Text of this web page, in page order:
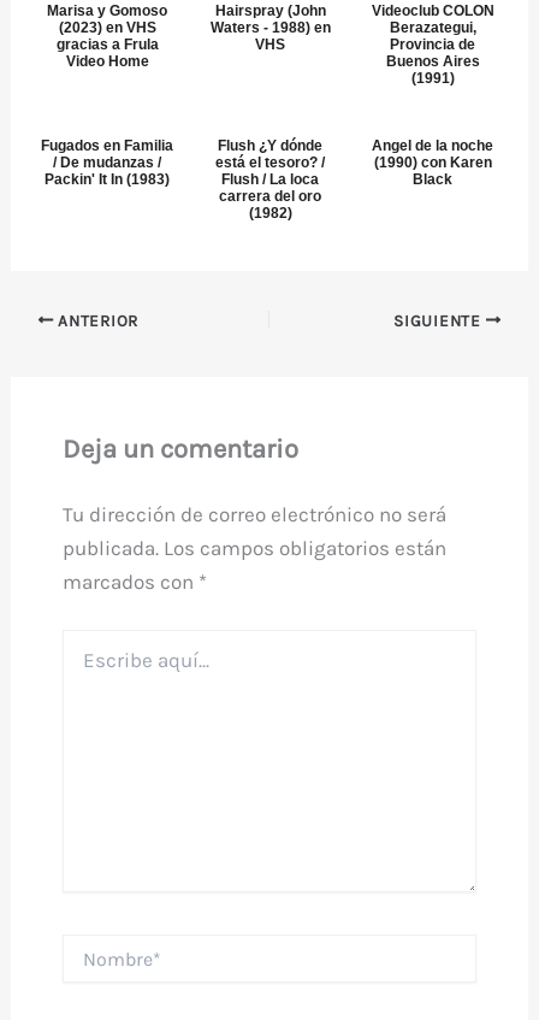
Marisa y Gomoso
(2023) en VHS
gracias a Frula
Video Home
Hairspray (John
Waters - 1988) en
VHS
Videoclub COLON
Berazategui,
Provincia de
Buenos Aires
(1991)
Fugados en Familia
/ De mudanzas /
Packin' It In (1983)
Flush ¿Y dónde
está el tesoro? /
Flush / La loca
carrera del oro
(1982)
Angel de la noche
(1990) con Karen
Black
ANTERIOR SIGUIENTE
Deja un comentario
Tu dirección de correo electrónico no será
publicada. Los campos obligatorios están
marcados con *
aquí...